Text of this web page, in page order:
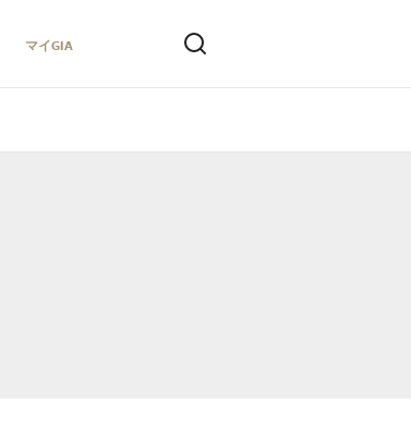
マイGIA